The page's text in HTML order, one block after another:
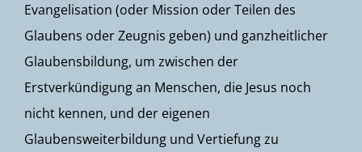
Evangelisation (oder Mission oder Teilen des
Glaubens oder Zeugnis geben) und ganzheitlicher
Glaubensbildung, um zwischen der
Erstverkündigung an Menschen, die Jesus noch
nicht kennen, und der eigenen
Glaubensweiterbildung und Vertiefung zu